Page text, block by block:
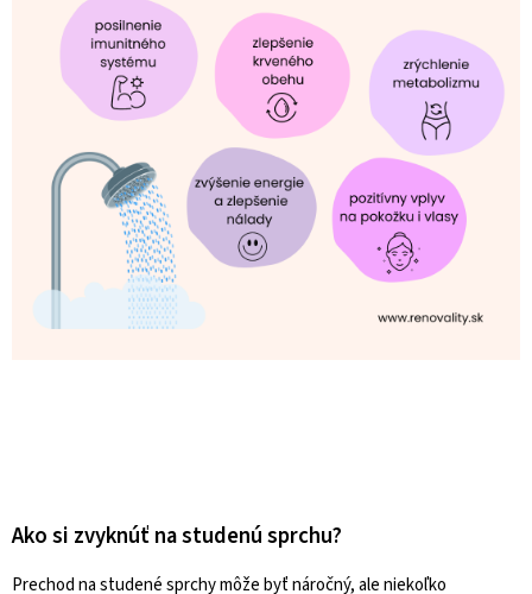
Ako si zvyknúť na studenú sprchu?
Prechod na studené sprchy môže byť náročný, ale niekoľko